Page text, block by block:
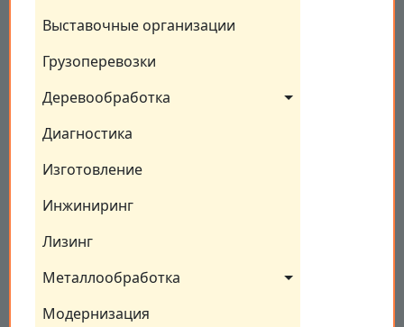
Выставочные организации
Грузоперевозки
Деревообработка
Диагностика
Изготовление
Инжиниринг
Лизинг
Металлообработка
Модернизация